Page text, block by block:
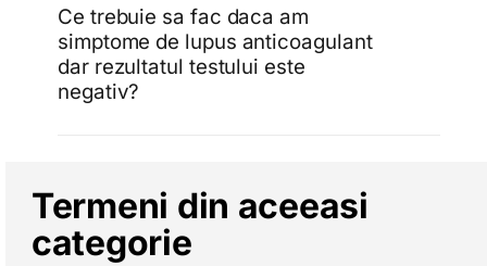
Ce trebuie sa fac daca am
simptome de lupus anticoagulant
dar rezultatul testului este
negativ?
Termeni din aceeasi
categorie